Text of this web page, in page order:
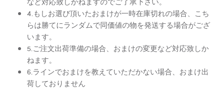
4.もしお選び頂いたおまけが一時在庫切れの場合、こち
らは勝てにランダムで同価値の物を発送する場合がござ
います。
5.ご注文出荷準備の場合、おまけの変更など対応致しか
ねます。
6.ラインでおまけを教えていただかない場合、おまけ出
荷しておりません